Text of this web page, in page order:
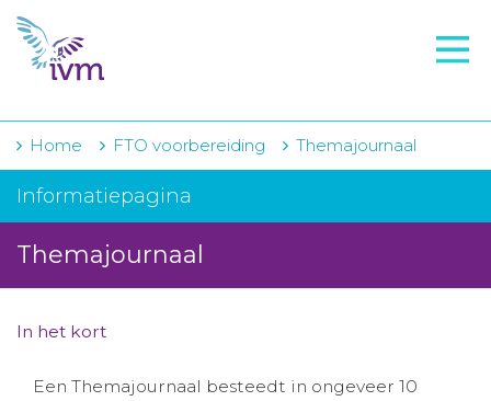
VMI
FTO voorbereiding
IVM-academie
Zorginstellingen
Over IVM
Actueel
Home FTO voorbereiding Themajournaal
Informatiepagina
Themajournaal
In het kort
Een Themajournaal besteedt in ongeveer 10